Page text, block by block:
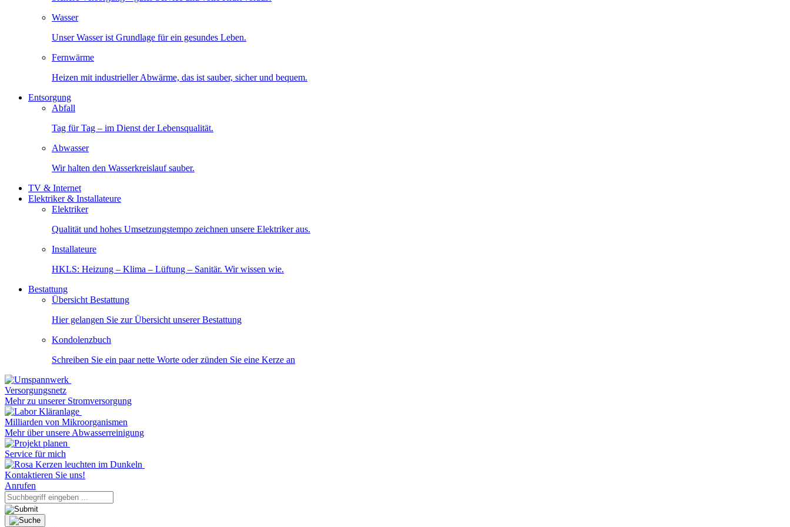
Wasser
Unser Wasser ist Grundlage für ein gesundes Leben.
Fernwärme
Heizen mit industrieller Abwärme, das ist sauber, sicher und bequem.
Entsorgung
Abfall
Tag für Tag – im Dienst der Lebensqualität.
Abwasser
Wir halten den Wasserkreislauf sauber.
TV & Internet
Elektriker & Installateure
Elektriker
Qualität und hohes Umsetzungstempo zeichnen unsere Elektriker aus.
Installateure
HKLS: Heizung – Klima – Lüftung – Sanitär. Wir wissen wie.
Bestattung
Übersicht Bestattung
Hier gelangen Sie zur Übersicht unserer Bestattung
Kondolenzbuch
Schreiben Sie ein paar nette Worte oder zünden Sie eine Kerze an
Versorgungsnetz
Mehr zu unserer Stromversorgung
Milliarden von Mikroorganismen
Mehr über unsere Abwasserreinigung
Service für mich
Kontaktieren Sie uns!
Anrufen